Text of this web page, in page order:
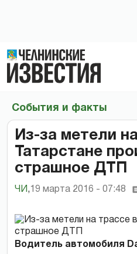
События и факты
Из-за метели
Татарстане
страшное ДТП
ЧИ , 19 марта 2016 - 07:48
Водитель автомобиля